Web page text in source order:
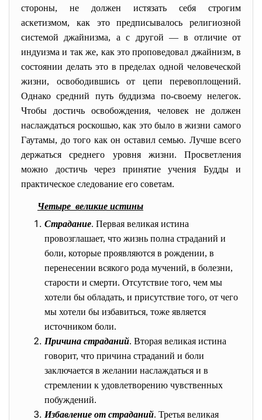
стороны, не должен истязать себя строгим
аскетизмом, как это предписывалось религиозной
системой джайнизма, а с другой — в отличие от
индуизма и так же, как это проповедовал джайнизм, в
состоянии делать это в пределах одной человеческой
жизни, освободившись от цепи перевоплощений.
Однако средний путь буддизма по-своему нелегок.
Чтобы достичь освобождения, человек не должен
наслаждаться роскошью, как это было в жизни самого
Гаутамы, до того как он оставил семью. Лучше всего
держаться среднего уровня жизни. Просветления
можно достичь через принятие учения Будды и
практическое следование его советам.
Четыре великие истины
Страдание. Первая великая истина
провозглашает, что жизнь полна страданий и
боли, которые проявляются в рождении, в
перенесении всякого рода мучений, в болезни,
старости и смерти. Отсутствие того, чем мы
хотели бы обладать, и присутствие того, от чего
мы хотели бы избавиться, тоже является
источником боли.
Причина страданий. Вторая великая истина
говорит, что причина страданий и боли
заключается в желании наслаждаться и в
стремлении к удовлетворению чувственных
побуждений.
Избавление от страданий. Третья великая